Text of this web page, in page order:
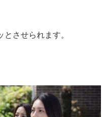
させられます。